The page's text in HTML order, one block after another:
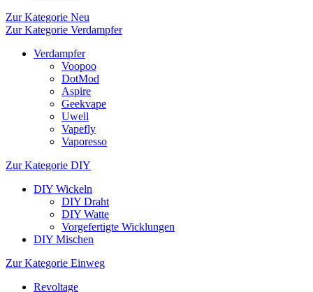
Zur Kategorie Neu
Zur Kategorie Verdampfer
Verdampfer
Voopoo
DotMod
Aspire
Geekvape
Uwell
Vapefly
Vaporesso
Zur Kategorie DIY
DIY Wickeln
DIY Draht
DIY Watte
Vorgefertigte Wicklungen
DIY Mischen
Zur Kategorie Einweg
Revoltage